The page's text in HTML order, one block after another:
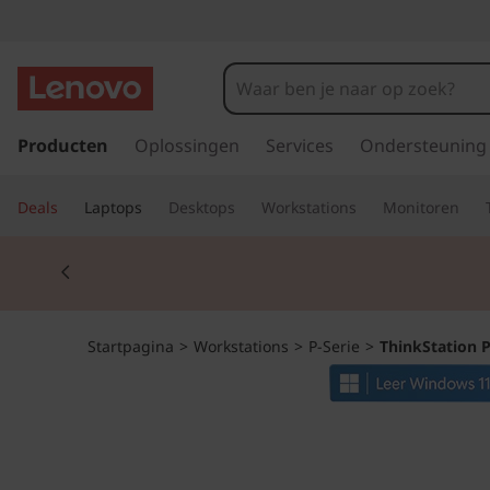
h
n
k
a
a
Producten Oplossingen Services Ondersteuning
Deals Laptops Desktops Workstations Monitoren
Currently displaying item 2 of 2
Startpagina > Workstations > P-Serie > ThinkStation